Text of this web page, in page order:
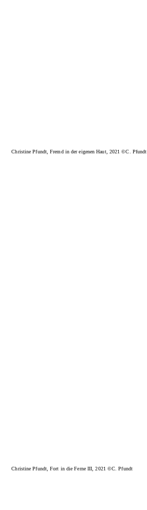
Christine Pfundt, Fremd in der eigenen Haut, 2021 ©C. Pfundt
Christine Pfundt, Fort in die Ferne III, 2021 ©C. Pfundt